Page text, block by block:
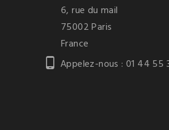
6, rue du mail
75002 Paris
France
 Appelez-nous :01 44 55